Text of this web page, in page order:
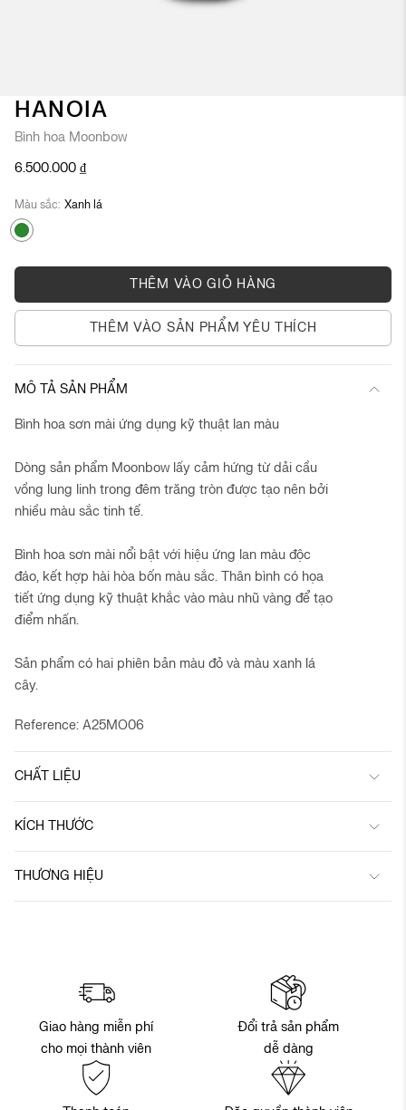
Chuyển
đến
phần
của
viện
hình
HANOIA
Bình hoa Moonbow
6.500.000 ₫
Màu sắc Xanh lá
THÊM VÀO GIỎ HÀNG
THÊM VÀO SẢN PHẨM YÊU THÍCH
MÔ TẢ SẢN PHẨM
Bình hoa sơn mài ứng dụng kỹ thuật lan màu
Dòng sản phẩm Moonbow lấy cảm hứng từ dải cầu
vồng lung linh trong đêm trăng tròn được tạo nên bởi
nhiều màu sắc tinh tế.
Bình hoa sơn mài nổi bật với hiệu ứng lan màu độc
đáo, kết hợp hài hòa bốn màu sắc. Thân bình có họa
tiết ứng dụng kỹ thuật khắc vào màu nhũ vàng để tạo
điểm nhấn.
Sản phẩm có hai phiên bản màu đỏ và màu xanh lá
cây.
Reference: A25MO06
CHẤT LIỆU
KÍCH THƯỚC
THƯƠNG HIỆU
Giao hàng miễn phí
cho mọi thành viên
Đổi trả sản phẩm
dễ dàng